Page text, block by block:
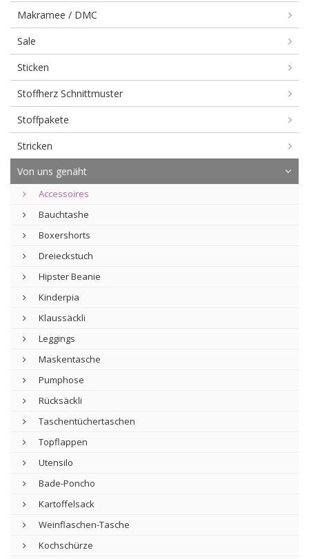
Makramee / DMC
Sale
Sticken
Stoffherz Schnittmuster
Stoffpakete
Stricken
Von uns genäht
Accessoires
Bauchtashe
Boxershorts
Dreieckstuch
Hipster Beanie
Kinderpia
Klaussäckli
Leggings
Maskentasche
Pumphose
Rücksäckli
Taschentüchertaschen
Topflappen
Utensilo
Bade-Poncho
Kartoffelsack
Weinflaschen-Tasche
Kochschürze